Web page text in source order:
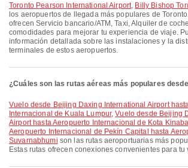
Toronto Pearson International Airport, Billy Bishop
los aeropuertos de llegada más populares de
ofrecen Servicio bancario/ATM, Taxi, Alquiler de
comodidades para mejorar tu experiencia de viaje.
información detallada sobre las instalaciones y la
terminales de estos aeropuertos.
¿Cuáles son las rutas aéreas más populares
Vuelo desde Beijing Daxing International Airport hasta Aeropuerto
Internacional de Kuala Lumpur,Vuelo desde Beijing
Airport hasta Aeropuerto Internacional de Kota
Aeropuerto Internacional de Pekín Capital hasta
Suvarnabhumi son las rutas aeroportuarias más
Estas rutas ofrecen conexiones convenientes para tu